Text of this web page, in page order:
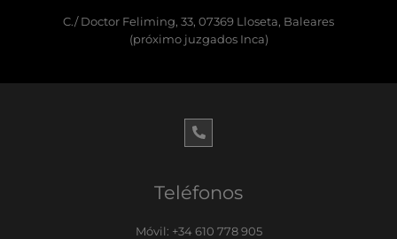
C./ Doctor Feliming, 33, 07369 Lloseta, Baleares
(próximo juzgados Inca)
Teléfonos
Móvil: +34 610 778 905